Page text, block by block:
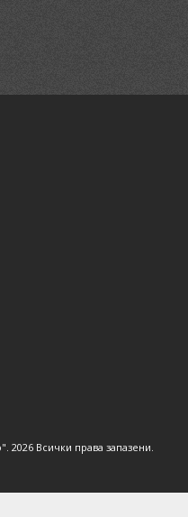
2026 Всички права запазени.